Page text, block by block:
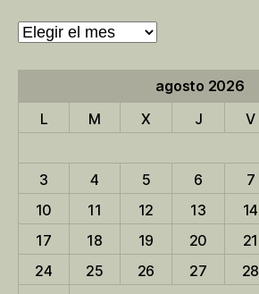
Archivo
de
entradas
agosto 2026
L
M X J V
3
4 5 6 7
10
11 12 13 14
17
18 19 20 21
24
25 26 27 28